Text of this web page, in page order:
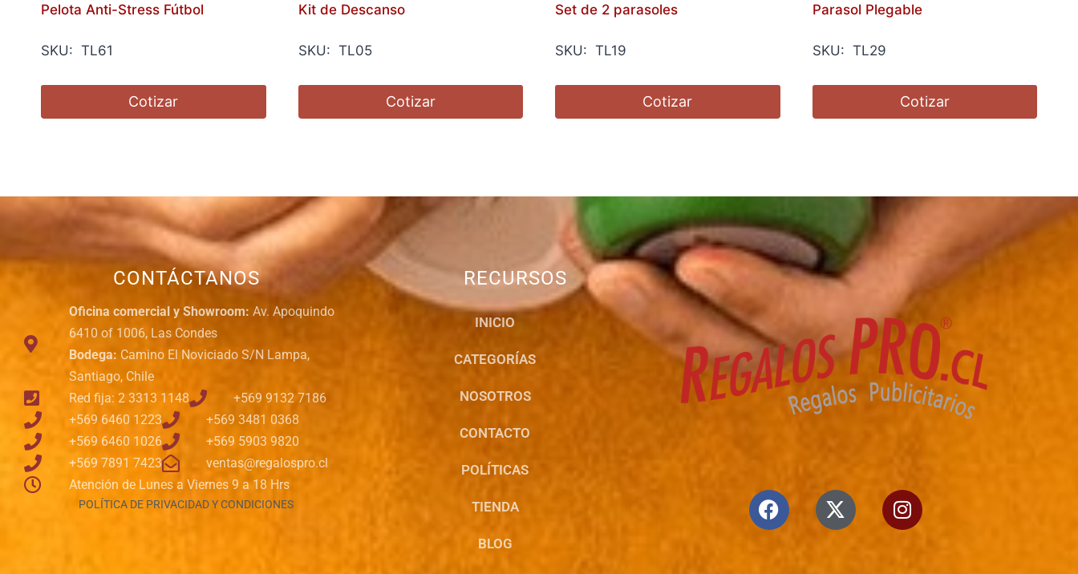
Pelota Anti-Stress Fútbol
SKU: TL61
Cotizar
Kit de Descanso
SKU: TL05
Cotizar
Set de 2 parasoles
SKU: TL19
Cotizar
Parasol Plegable
SKU: TL29
Cotizar
CONTÁCTANOS
Oficina comercial y Showroom: Av. Apoquindo
6410 of 1006, Las Condes
Bodega: Camino El Noviciado S/N Lampa,
Santiago, Chile
Red fija: 2 3313 1148
+569 9132 7186
+569 6460 1223
+569 3481 0368
+569 6460 1026
+569 5903 9820
+569 7891 7423
ventas@regalospro.cl
Atención de Lunes a Viernes 9 a 18 Hrs
POLÍTICA DE PRIVACIDAD Y CONDICIONES
RECURSOS
INICIO
CATEGORÍAS
NOSOTROS
CONTACTO
POLÍTICAS
TIENDA
BLOG